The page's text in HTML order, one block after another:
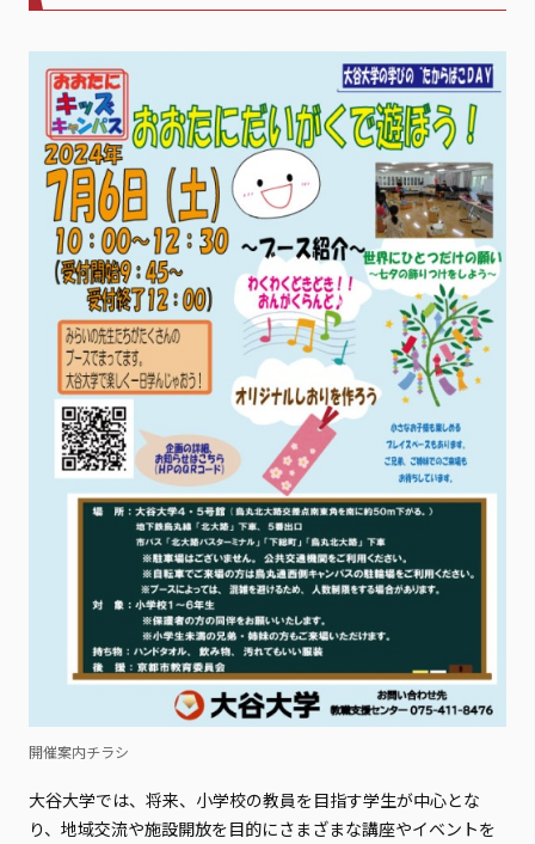
開催案内チラシ
大谷大学では、将来、小学校の教員を目指す学生が中心とな
り、地域交流や施設開放を目的にさまざまな講座やイベントを